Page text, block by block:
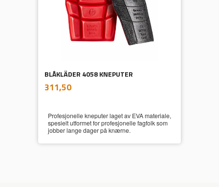
BLÅKLÄDER 4058 KNEPUTER
Pris
311,50mva.
Profesjonelle kneputer laget av EVA materiale,
spesielt utformet for profesjonelle fagfolk som
jobber lange dager på knærne.